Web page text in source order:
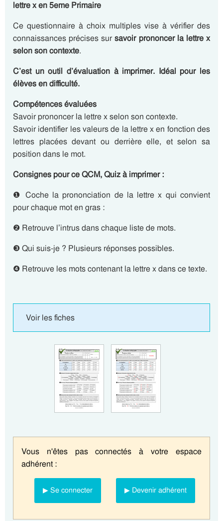
lettre x en 5eme Primaire
Ce questionnaire à choix multiples vise à vérifier des
connaissances précises sursavoir prononcer la lettre x
selon son contexte.
C’est un outil d’évaluation à imprimer. Idéal pour les
élèves en difficulté.
Compétences évaluées
Savoir prononcer la lettre x selon son contexte.
Savoir identifier les valeurs de la lettre x en fonction des
lettres placées devant ou derrière elle, et selon sa
position dans le mot.
Consignes pour ce QCM, Quiz à imprimer :
❶ Coche la prononciation de la lettre x qui convient
pour chaque mot en gras :
❷ Retrouve l’intrus dans chaque liste de mots.
❸ Qui suis-je ? Plusieurs réponses possibles.
❹ Retrouve les mots contenant la lettre x dans ce texte.
Voir les fiches
Vous n'êtes pas connectés à votre espace
adhérent :
▶ Se connecter ▶ Devenir adhérent